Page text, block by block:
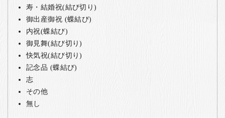
寿・結婚祝(結び切り)
御出産御祝 (蝶結び)
内祝(蝶結び)
御見舞(結び切り)
快気祝(結び切り)
記念品 (蝶結び)
志
その他
無し